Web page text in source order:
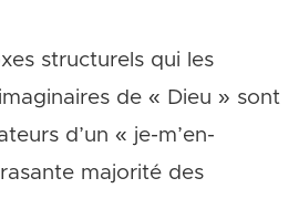
structurels qui les
de « Dieu » sont
d’un « je-m’en-
majorité des